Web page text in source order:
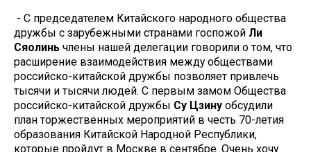
- С председателем Китайского народного общества
дружбы с зарубежными странами госпожой Ли
Сяолинь члены нашей делегации говорили о том, что
расширение взаимодействия между обществами
российско-китайской дружбы позволяет привлечь
тысячи и тысячи людей. С первым замом Общества
российско-китайской дружбы Су Цзину обсудили
план торжественных мероприятий в честь 70-летия
образования Китайской Народной Республики,
которые пройдут в Москве в сентябре. Очень хочу